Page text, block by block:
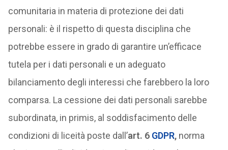
comunitaria in materia di protezione dei dati
personali: è il rispetto di questa disciplina che
potrebbe essere in grado di garantire un’efficace
tutela per i dati personali e un adeguato
bilanciamento degli interessi che farebbero la loro
comparsa. La cessione dei dati personali sarebbe
subordinata, in primis, al soddisfacimento delle
condizioni di liceità poste dall’art. 6 GDPR,norma